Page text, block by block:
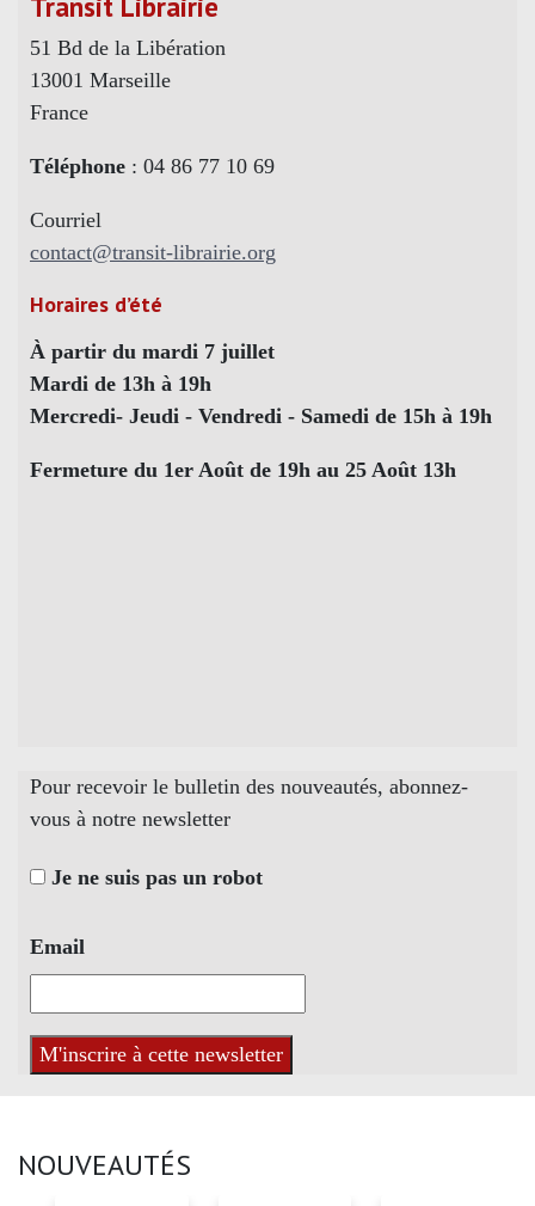
51 Bd de la Libération
13001 Marseille
France
Téléphone : 04 86 77 10 69
Courriel
contact@transit-librairie.org
Horaires d’été
À partir du mardi 7 juillet
Mardi de 13h à 19h
Mercredi- Jeudi - Vendredi - Samedi de 15h à 19h
Fermeture du 1er Août de 19h au 25 Août 13h
Pour recevoir le bulletin des nouveautés, abonnez-
vous à notre newsletter
Je ne suis pas un robot
Email
NOUVEAUTÉS